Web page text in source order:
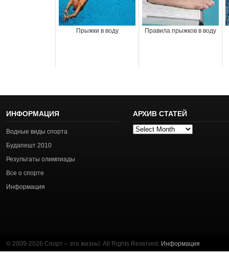
Прыжки в воду Правила прыжков в воду
ИНФОРМАЦИЯ
Водные виды спорта
Будапешт 2010
Результаты олимпиады
Все о спорте
Информация
АРХИВ СТАТЕЙ
Архив
© 2009-2026 Спорт – это жизнь!. All Rights Reserved. Информация